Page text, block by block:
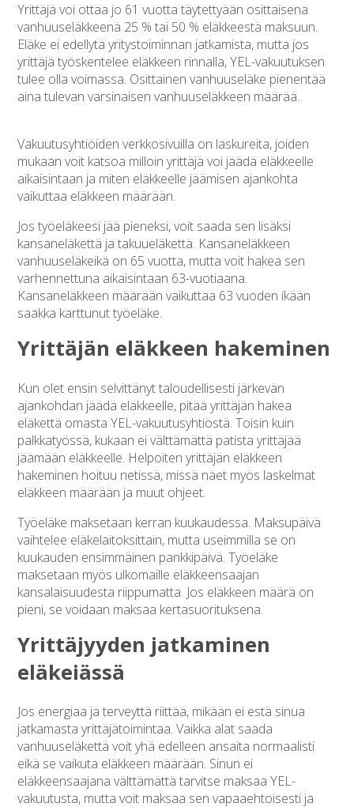
Yrittäjä voi ottaa jo 61 vuotta täytettyään osittaisena
vanhuuseläkkeenä 25 % tai 50 % eläkkeestä maksuun.
Eläke ei edellytä yritystoiminnan jatkamista, mutta jos
yrittäjä työskentelee eläkkeen rinnalla, YEL-vakuutuksen
tulee olla voimassa. Osittainen vanhuuseläke pienentää
aina tulevan varsinaisen vanhuuseläkkeen määrää.
Vakuutusyhtiöiden verkkosivuilla on laskureita, joiden
mukaan voit katsoa milloin yrittäjä voi jäädä eläkkeelle
aikaisintaan ja miten eläkkeelle jäämisen ajankohta
vaikuttaa eläkkeen määrään.
Jos työeläkeesi jää pieneksi, voit saada sen lisäksi
kansaneläkettä ja takuueläkettä. Kansaneläkkeen
vanhuuseläkeikä on 65 vuotta, mutta voit hakea sen
varhennettuna aikaisintaan 63-vuotiaana.
Kansaneläkkeen määrään vaikuttaa 63 vuoden ikään
saakka karttunut työeläke.
Yrittäjän eläkkeen hakeminen
Kun olet ensin selvittänyt taloudellisesti järkevän
ajankohdan jäädä eläkkeelle, pitää yrittäjän hakea
eläkettä omasta YEL-vakuutusyhtiöstä. Toisin kuin
palkkatyössä, kukaan ei välttämättä patista yrittäjää
jäämään eläkkeelle. Helpoiten yrittäjän eläkkeen
hakeminen hoituu netissä, missä näet myös laskelmat
eläkkeen määrään ja muut ohjeet.
Työeläke maksetaan kerran kuukaudessa. Maksupäivä
vaihtelee eläkelaitoksittain, mutta useimmilla se on
kuukauden ensimmäinen pankkipäivä. Työeläke
maksetaan myös ulkomaille eläkkeensaajan
kansalaisuudesta riippumatta. Jos eläkkeen määrä on
pieni, se voidaan maksaa kertasuorituksena.
Yrittäjyyden jatkaminen
eläkeiässä
Jos energiaa ja terveyttä riittää, mikään ei estä sinua
jatkamasta yrittäjätoimintaa. Vaikka alat saada
vanhuuseläkettä voit yhä edelleen ansaita normaalisti
eikä se vaikuta eläkkeen määrään. Sinun ei
eläkkeensaajana välttämättä tarvitse maksaa YEL-
vakuutusta, mutta voit maksaa sen vapaaehtoisesti ja